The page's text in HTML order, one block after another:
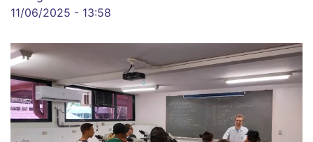
11/06/2025 - 13:58